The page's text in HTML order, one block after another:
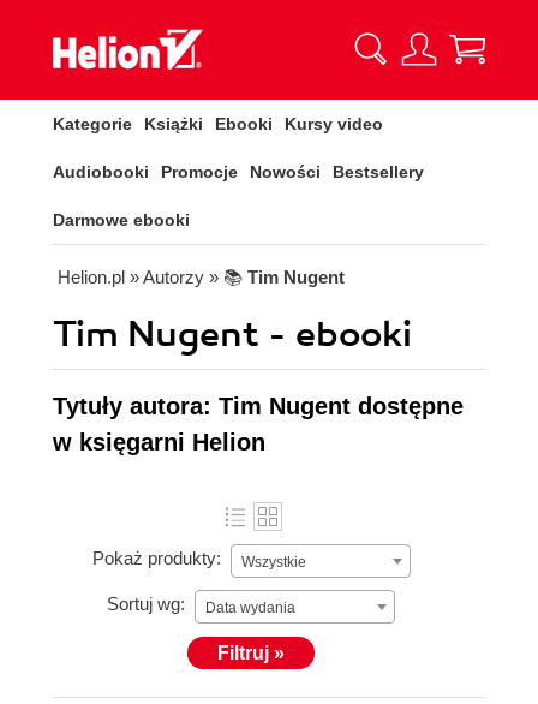
Kategorie Książki Ebooki Kursy video
Audiobooki Promocje Nowości Bestsellery
Darmowe ebooki
Helion.pl » Autorzy » 📚 Tim Nugent
Tim Nugent - ebooki
Tytuły autora: Tim Nugent dostępne
w księgarni Helion
Pokaż produkty: Wszystkie
Sortuj wg: Data wydania
Filtruj »